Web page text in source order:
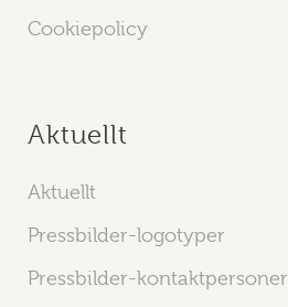
Cookiepolicy
Aktuellt
Aktuellt
Pressbilder-logotyper
Pressbilder-kontaktpersoner